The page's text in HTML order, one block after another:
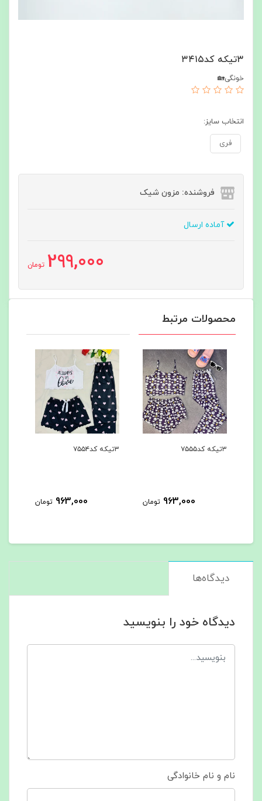
۳تیکه کد۳۴۱۵
خونگی🏡
انتخاب سایز:
فری
فروشنده: مزون شیک
آماده ارسال
299,000 تومان
محصولات مرتبط
تومان تومان
دیدگاه‌ها
دیدگاه خود را بنویسید
نام و نام خانوادگی